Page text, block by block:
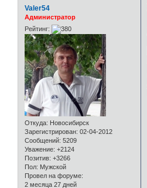
Valer54
Администратор
Рейтинг:
Откуда: Новосибирск
Зарегистрирован: 02-04-2012
Сообщений: 5209
Уважение: +2124
Позитив: +3266
Пол: Мужской
Провел на форуме:
2 месяца 27 дней